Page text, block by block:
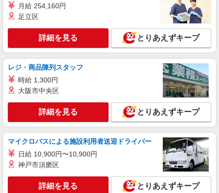
通費全支給(ガソリン代含む)＞
キープ 詳細を見る
派遣社員
株式会社kotrio /●UT-H-2067394
ひたちなか市/未経験OK★誰かの支えになれる
時給1500円〜2125円 ＜日払い有/週払い有/交
通費全支給(ガソリン代含む)＞
ひたちなか市 ※最寄り駅：勝田
キープ 詳細を見る
派遣社員
株式会社トラストグロース 新宿本社 第1営業部
多機能型福祉施設での介護士
月給 254,160円
足立区
詳細を見る とりあえずキープ
レジ・商品陳列スタッフ
時給 1,300円
大阪市中央区
詳細を見る とりあえずキープ
マイクロバスによる施設利用者送迎ドライバー
日給 10,900円〜10,900円
神戸市須磨区
詳細を見る とりあえずキープ